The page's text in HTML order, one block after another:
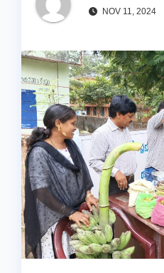
NOV 11, 2024